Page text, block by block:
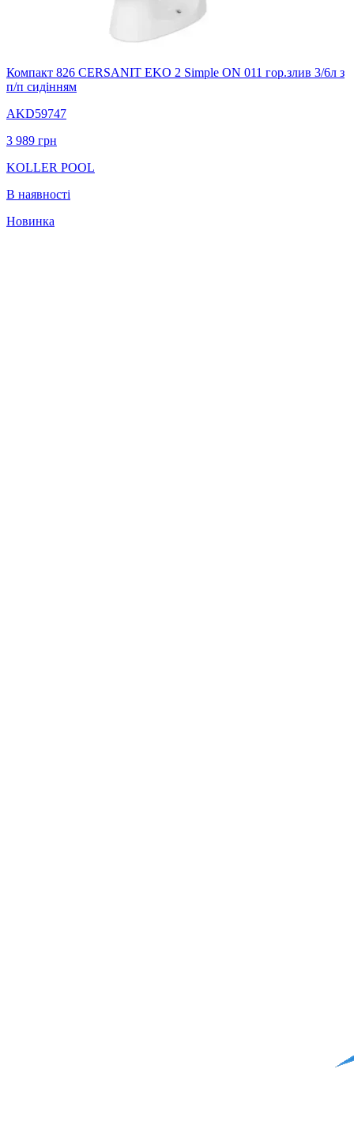
Компакт 826 CERSANIT EKO 2 Simple ON 011 гор.злив 3/6л з
п/п сидінням
AKD59747
3 989 грн
KOLLER POOL
В наявності
Новинка